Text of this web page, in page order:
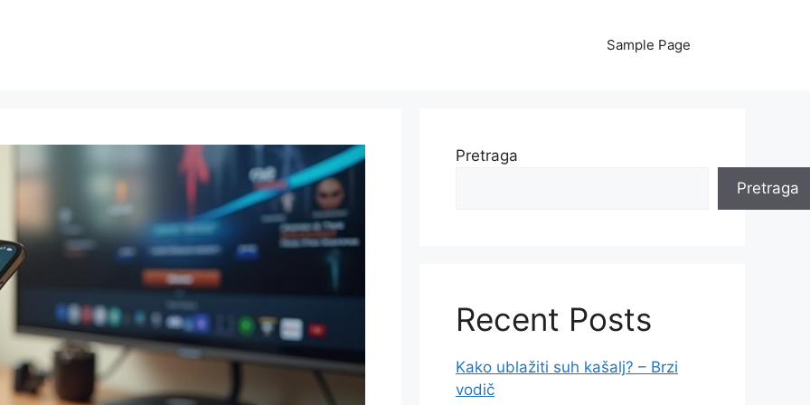
Sample Page
Pretraga
Pretraga
Recent Posts
Kako ublažiti suh kašalj? – Brzi
vodič